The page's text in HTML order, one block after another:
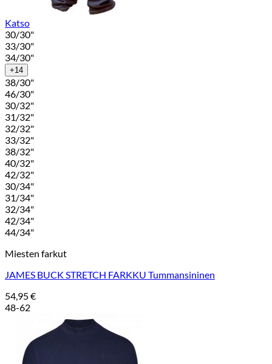
Katso
30/30"
33/30"
34/30"
+14
38/30"
46/30"
30/32"
31/32"
32/32"
33/32"
38/32"
40/32"
42/32"
30/34"
31/34"
32/34"
42/34"
44/34"
Miesten farkut
JAMES BUCK STRETCH FARKKU Tummansininen
54,95€
48-62